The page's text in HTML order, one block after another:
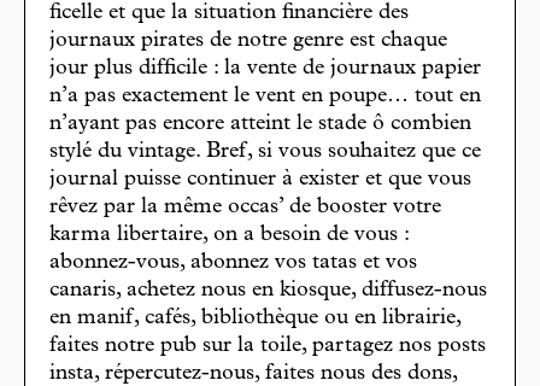
ficelle et que la situation financière des
journaux pirates de notre genre est chaque
jour plus difficile : la vente de journaux papier
n’a pas exactement le vent en poupe… tout en
n’ayant pas encore atteint le stade ô combien
stylé du vintage. Bref, si vous souhaitez que ce
journal puisse continuer à exister et que vous
rêvez par la même occas’ de booster votre
karma libertaire, on a besoin de vous :
abonnez-vous, abonnez vos tatas et vos
canaris, achetez nous en kiosque, diffusez-nous
en manif, cafés, bibliothèque ou en librairie,
faites notre pub sur la toile, partagez nos posts
insta, répercutez-nous, faites nous des dons,